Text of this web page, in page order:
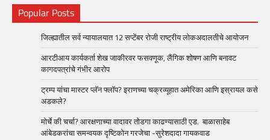
Popular Posts
जिल्ह्यातील सर्व न्यायालयात 12 सप्टेंबर रोजी राष्ट्रीय लोकअदालतीचे आयोजन
आरटीआय कार्यकर्ता शेख जाकीरवर फसवणूक, लैंगिक शोषण आणि बनावट
कागदपत्रांचे गंभीर आरोप
ट्रम्प यांचा मास्टर प्लॅन फ्लॉप? इराणच्या चक्रव्यूहात अमेरिका आणि इस्रायल कसे
अडकले?
मोर्चे की चर्चा? आरक्षणाच्या वादावर तोडगा काढण्यासाठी एड. बाळासाहेब
आंबेडकरांचा समन्वयक दृष्टिकोन गरजेचा -सुरेशदादा गायकवाड